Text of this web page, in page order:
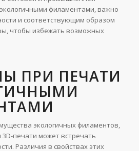
филаментами, важно
и соответствующим образом
чтобы избежать возможных
ПРИ ПЕЧАТИ
экологичных филаментов,
печати может встречать
Различия в свойствах этих